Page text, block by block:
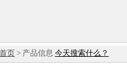
首页 > 产品信息 今天搜索什么？